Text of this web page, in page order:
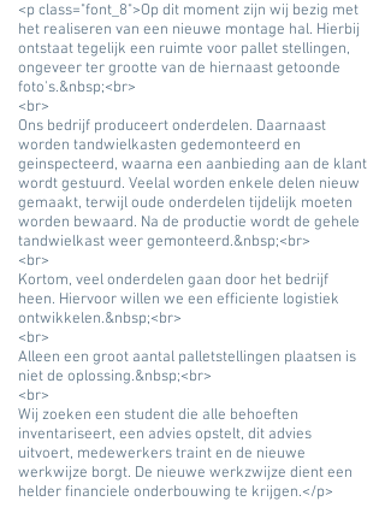
<p class="font_8">Op dit moment zijn wij bezig met
het realiseren van een nieuwe montage hal. Hierbij
ontstaat tegelijk een ruimte voor pallet stellingen,
ongeveer ter grootte van de hiernaast getoonde
foto's.&nbsp;<br>
<br>
Ons bedrijf produceert onderdelen. Daarnaast
worden tandwielkasten gedemonteerd en
geinspecteerd, waarna een aanbieding aan de klant
wordt gestuurd. Veelal worden enkele delen nieuw
gemaakt, terwijl oude onderdelen tijdelijk moeten
worden bewaard. Na de productie wordt de gehele
tandwielkast weer gemonteerd.&nbsp;<br>
<br>
Kortom, veel onderdelen gaan door het bedrijf
heen. Hiervoor willen we een efficiente logistiek
ontwikkelen.&nbsp;<br>
<br>
Alleen een groot aantal palletstellingen plaatsen is
niet de oplossing.&nbsp;<br>
<br>
Wij zoeken een student die alle behoeften
inventariseert, een advies opstelt, dit advies
uitvoert, medewerkers traint en de nieuwe
werkwijze borgt. De nieuwe werkzwijze dient een
helder financiele onderbouwing te krijgen.</p>